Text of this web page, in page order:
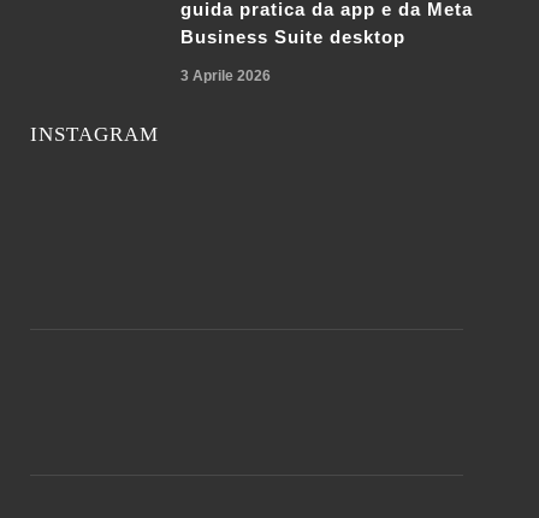
guida pratica da app e da Meta
Business Suite desktop
3 Aprile 2026
INSTAGRAM